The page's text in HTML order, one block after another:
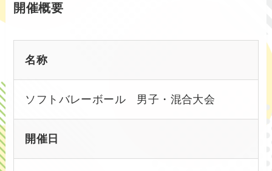
開催概要
名称
ソフトバレーボール 男子・混合大会
開催日